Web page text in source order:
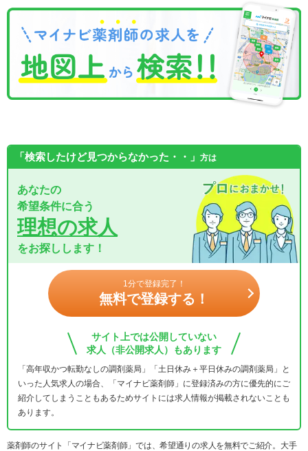
「検索したけど見つからなかった・・」 方は
あなたの
希望条件に合う
理想の求人
をお探しします！
1分で登録完了！
無料で登録する！
サイト上では公開していない
求人（非公開求人）もあります
「高年収かつ転勤なしの調剤薬局」「土日休み＋平日休みの調剤薬局」と
いった人気求人の場合、「マイナビ薬剤師」に登録済みの方に優先的にご
紹介してしまうこともあるためサイトには求人情報が掲載されないことも
あります。
薬剤師のサイト「マイナビ薬剤師」では、希望通りの求人を無料でご紹介。大手